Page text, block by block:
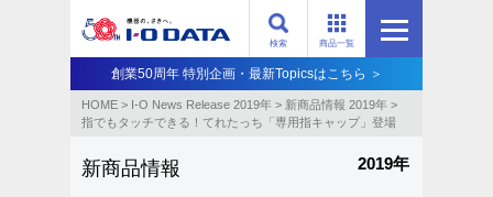
商品一覧
検索
創業50周年 特別企画・最新Topicsはこちら ＞
HOME > I-O News Release 2019年 > 新商品情報 2019年 >
指でもタッチできる！てれたっち「専用指キャップ」登場
新商品情報 2019年